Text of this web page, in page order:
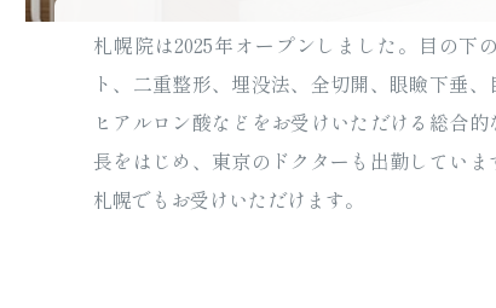
札幌院は2025年オープンしました。目の下
ト、二重整形、埋没法、全切開、眼瞼下垂、
ヒアルロン酸などをお受けいただける総合
長をはじめ、東京のドクターも出勤してい
札幌でもお受けいただけます。